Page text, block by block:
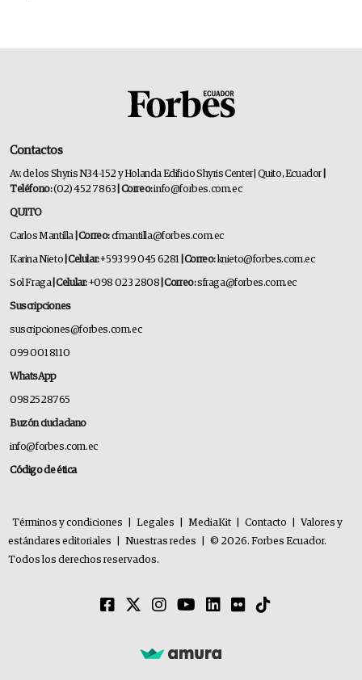
Contactos
Av. de los Shyris N34-152 y Holanda Edificio Shyris Center | Quito, Ecuador
Teléfono:(02) 452 7863 | Correo:info@forbes.com.ec
QUITO
Carlos Mantilla | Correo:cfmantilla@forbes.com.ec
Karina Nieto | Celular:+593 99 045 6281 | Correo: knieto@forbes.com.ec
Sol Fraga | Celular:+098 023 2808 | Correo:sfraga@forbes.com.ec
Suscripciones
suscripciones@forbes.com.ec
099 001 8110
WhatsApp
0982528765
Buzón ciudadano
info@forbes.com.ec
Código de ética
Términos y condiciones Legales MediaKit Contacto
Valores y
estándares editoriales
Nuestras redes
© 2026. Forbes Ecuador.
Todos los derechos reservados.